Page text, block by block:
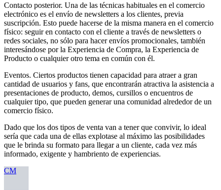
Contacto posterior. Una de las técnicas habituales en el comercio
electrónico es el envío de newsletters a los clientes, previa
suscripción. Esto puede hacerse de la misma manera en el comercio
físico: seguir en contacto con el cliente a través de newsletters o
redes sociales, no sólo para hacer envíos promocionales, también
interesándose por la Experiencia de Compra, la Experiencia de
Producto o cualquier otro tema en común con él.
Eventos. Ciertos productos tienen capacidad para atraer a gran
cantidad de usuarios y fans, que encontrarán atractiva la asistencia a
presentaciones de producto, demos, cursillos o encuentros de
cualquier tipo, que pueden generar una comunidad alrededor de un
comercio físico.
Dado que los dos tipos de venta van a tener que convivir, lo ideal
sería que cada una de ellas explotase al máximo las posibilidades
que le brinda su formato para llegar a un cliente, cada vez más
informado, exigente y hambriento de experiencias.
CM